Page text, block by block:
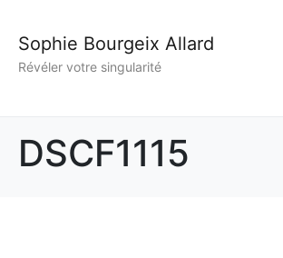
Sophie Bourgeix Allard
Révéler votre singularité
DSCF1115